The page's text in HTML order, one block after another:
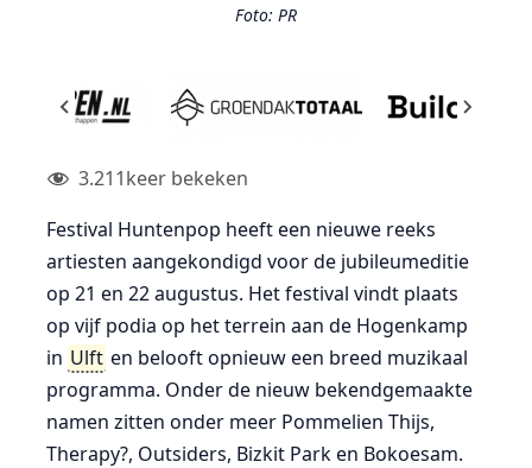
Foto: PR
3.211keer bekeken
Festival Huntenpop heeft een nieuwe reeks
artiesten aangekondigd voor de jubileumeditie
op 21 en 22 augustus. Het festival vindt plaats
op vijf podia op het terrein aan de Hogenkamp
in Ulft en belooft opnieuw een breed muzikaal
programma. Onder de nieuw bekendgemaakte
namen zitten onder meer Pommelien Thijs,
Therapy?, Outsiders, Bizkit Parken Bokoesam.